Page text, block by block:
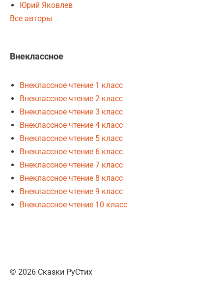
Юрий Яковлев
Все авторы
Внеклассное
Внеклассное чтение 1 класс
Внеклассное чтение 2 класс
Внеклассное чтение 3 класс
Внеклассное чтение 4 класс
Внеклассное чтение 5 класс
Внеклассное чтение 6 класс
Внеклассное чтение 7 класс
Внеклассное чтение 8 класс
Внеклассное чтение 9 класс
Внеклассное чтение 10 класс
© 2026 Сказки РуСтих